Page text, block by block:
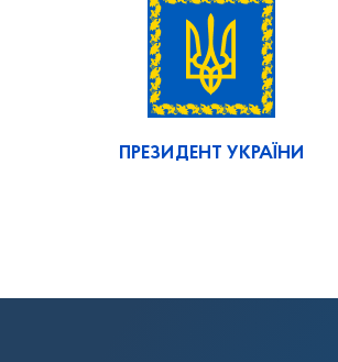
ПРЕЗИДЕНТ УКРАЇНИ